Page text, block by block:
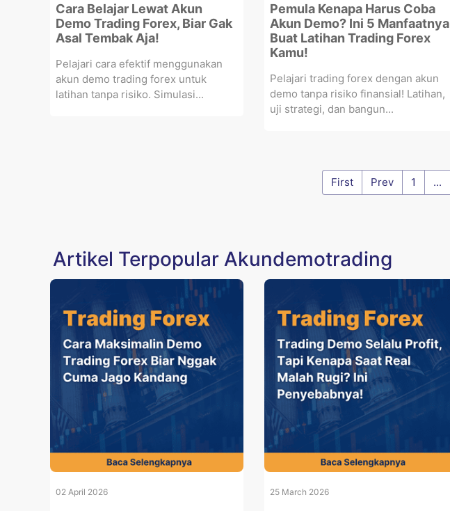
Cara Belajar Lewat Akun
Demo Trading Forex, Biar Gak
Asal Tembak Aja!
Pelajari cara efektif menggunakan
akun demo trading forex untuk
latihan tanpa risiko. Simulasi...
Pemula Kenapa Harus Coba
Akun Demo? Ini 5 Manfaatnya
Buat Latihan Trading Forex
Kamu!
Pelajari trading forex dengan akun
demo tanpa risiko finansial! Latihan,
uji strategi, dan bangun...
First Prev 1 ...
Artikel Terpopular Akundemotrading
02 April 2026 25 March 2026